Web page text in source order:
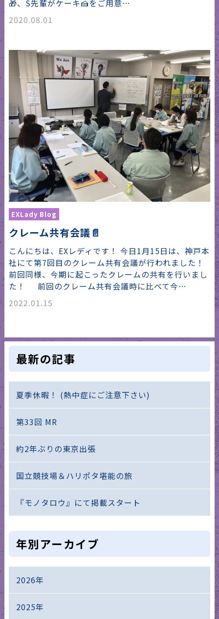
🎁、S先輩がケーキ🍰をご用意…
2020.08.01
EXLady Blog
クレーム共有会議📄
こんにちは、EXレディです！ 今日1月15日は、神戸本
社にて第7回目のクレーム共有会議が行われました！
前回同様、今期に起こったクレームの共有を行いまし
た！ 前回のクレーム共有会議時に比べて今…
2022.01.15
最新の記事
夏季休暇！ (熱中症にご注意下さい)
第33回 MR
約2年ぶりの東京出張
国立競技場＆ハリポタ堪能の旅
『モノタロウ』にて掲載スタート
年別アーカイブ
2026年
2025年